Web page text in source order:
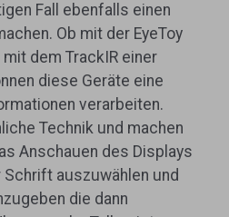
Fall ebenfalls einen
Ob mit der EyeToy
dem TrackIR einer
diese Geräte eine
verarbeiten.
Technik und machen
Anschauen des Displays
Schrift auszuwählen und
die dann